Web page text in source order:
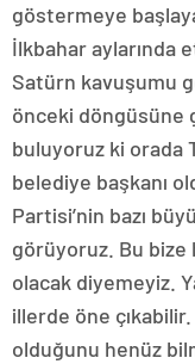
göstermeye
İlkbahar aylarında
Satürn kavuşumu
önceki döngüsüne
buluyoruz ki orada
belediye başkanı
Partisi’nin bazı
görüyoruz. Bu
olacak diyemeyiz.
illerde öne
olduğunu henüz